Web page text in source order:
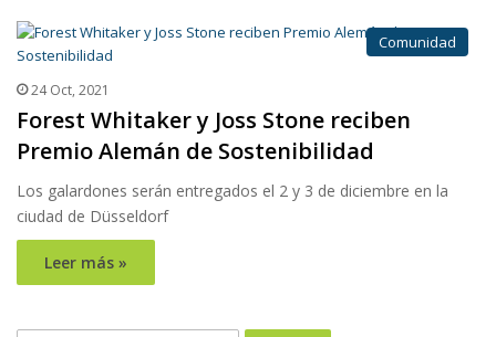
Comunidad
24 Oct, 2021
Forest Whitaker y Joss Stone reciben
Premio Alemán de Sostenibilidad
Los galardones serán entregados el 2 y 3 de diciembre en la
ciudad de Düsseldorf
Leer más »